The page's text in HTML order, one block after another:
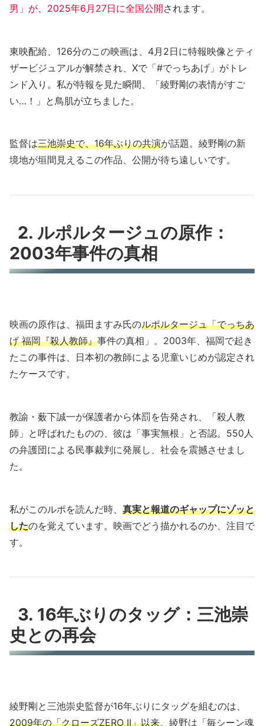
男」が、2025年6月27日に全国公開されます。
東映配給、126分のこの映画は、4月2日に特報映像とティ
ザービジュアルが解禁され、Xで「#でっちあげ」がトレ
ンド入り。私が特報を見た瞬間、「綾野剛の表情がすご
い…！」と鳥肌が立ちました。
監督は三池崇史で、16年ぶりの共演が話題。綾野剛の新
境地が垣間見えるこの作品、公開が待ち遠しいです。
2. ルポルタージュの原作：
2003年事件の真相
映画の原作は、福田ますみ氏のルポルタージュ「でっちあ
げ 福岡『殺人教師』事件の真相」。2003年、福岡で起き
たこの事件は、日本初の教師による児童いじめが認定され
たケースです。
教諭・薮下誠一が保護者から体罰を告発され、「殺人教
師」と呼ばれたものの、彼は「事実無根」と否認。550人
の弁護団による民事裁判に発展し、社会を震撼させまし
た。
私がこのルポを読んだ時、 真実と報道のギャップにゾッと
したのを覚えています。映画でどう描かれるのか、注目で
す。
3. 16年ぶりのタッグ：三池崇
史との再会
綾野剛と三池崇史監督が16年ぶりにタッグを組むのは、
2009年の「クローズZERO II」以来。綾野は「毎シーン魂